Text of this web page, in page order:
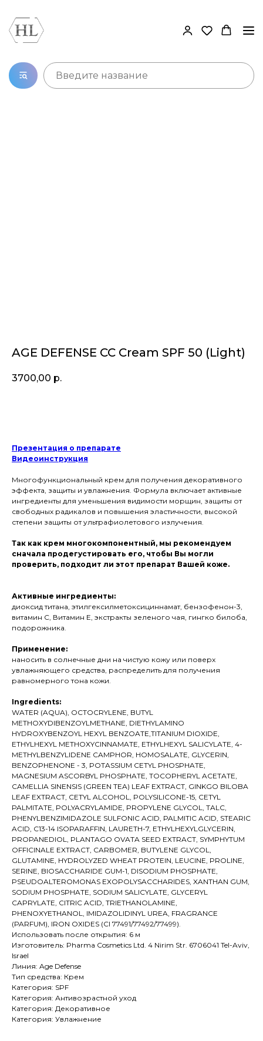
AGE DEFENSE CC Cream SPF 50 (Light)
3700,00 р.
Презентация о препарате
Видеоинструкция
Многофункциональный крем для получения декоративного
эффекта, защиты и увлажнения. Формула включает активные
ингредиенты для уменьшения видимости морщин, защиты от
свободных радикалов и повышения эластичности, высокой
степени защиты от ультрафиолетового излучения.
Так как крем многокомпонентный, мы рекомендуем
сначала продегустировать его, чтобы Вы могли
проверить, подходит ли этот препарат Вашей коже.
Активные ингредиенты:
диоксид титана, этилгексилметоксициннамат, бензофенон-3,
витамин С, Витамин Е, экстракты зеленого чая, гингко билоба,
подорожника.
Применение:
наносить в солнечные дни на чистую кожу или поверх
увлажняющего средства, распределить для получения
равномерного тона кожи.
Ingredients:
WATER (AQUA), OCTOCRYLENE, BUTYL
METHOXYDIBENZOYLMETHANE, DIETHYLAMINO
HYDROXYBENZOYL HEXYL BENZOATE,TITANIUM DIOXIDE,
ETHYLHEXYL METHOXYCINNAMATE, ETHYLHEXYL SALICYLATE, 4-
METHYLBENZYLIDENE CAMPHOR, HOMOSALATE, GLYCERIN,
BENZOPHENONE - 3, POTASSIUM CETYL PHOSPHATE,
MAGNESIUM ASCORBYL PHOSPHATE, TOCOPHERYL ACETATE,
CAMELLIA SINENSIS (GREEN TEA) LEAF EXTRACT, GINKGO BILOBA
LEAF EXTRACT, CETYL ALCOHOL, POLYSILICONE-15, CETYL
PALMITATE, POLYACRYLAMIDE, PROPYLENE GLYCOL, TALC,
PHENYLBENZIMIDAZOLE SULFONIC ACID, PALMITIC ACID, STEARIC
ACID, C13-14 ISOPARAFFIN, LAURETH-7, ETHYLHEXYLGLYCERIN,
PROPANEDIOL, PLANTAGO OVATA SEED EXTRACT, SYMPHYTUM
OFFICINALE EXTRACT, CARBOMER, BUTYLENE GLYCOL,
GLUTAMINE, HYDROLYZED WHEAT PROTEIN, LEUCINE, PROLINE,
SERINE, BIOSACCHARIDE GUM-1, DISODIUM PHOSPHATE,
PSEUDOALTEROMONAS EXOPOLYSACCHARIDES, XANTHAN GUM,
SODIUM PHOSPHATE, SODIUM SALICYLATE, GLYCERYL
CAPRYLATE, CITRIC ACID, TRIETHANOLAMINE,
PHENOXYETHANOL, IMIDAZOLIDINYL UREA, FRAGRANCE
(PARFUM), IRON OXIDES (CI 77491/77492/77499).
Использовать после открытия: 6 м
Изготовитель: Pharma Cosmetics Ltd. 4 Nirim Str. 6706041 Tel-Aviv,
Israel
Линия: Age Defense
Тип средства: Крем
Категория: SPF
Категория: Антивозрастной уход
Категория: Декоративное
Категория: Увлажнение